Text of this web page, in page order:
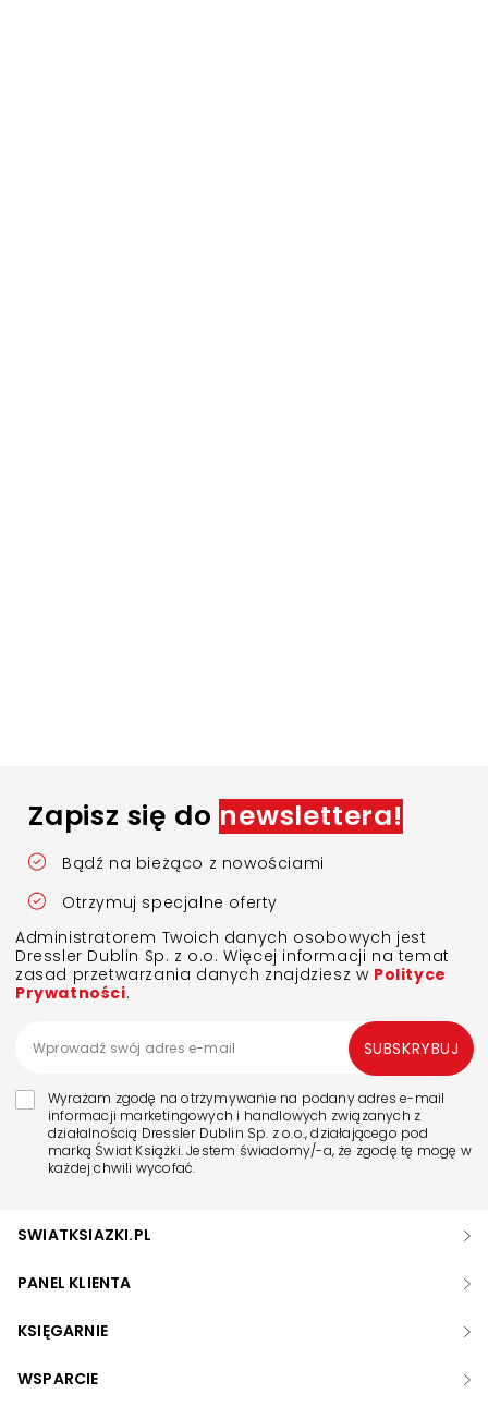
Zapisz się do newslettera!
Bądź na bieżąco z nowościami
Otrzymuj specjalne oferty
Administratorem Twoich danych osobowych jest
Dressler Dublin Sp. z o.o. Więcej informacji na temat
zasad przetwarzania danych znajdziesz w Polityce
Prywatności.
Wyrażam zgodę na otrzymywanie na podany adres e-mail
informacji marketingowych i handlowych związanych z
działalnością Dressler Dublin Sp. z o.o., działającego pod
marką Świat Książki. Jestem świadomy/-a, że zgodę tę mogę w
każdej chwili wycofać.
SUBSKRYBUJ
SWIATKSIAZKI.PL
PANEL KLIENTA
KSIĘGARNIE
WSPARCIE